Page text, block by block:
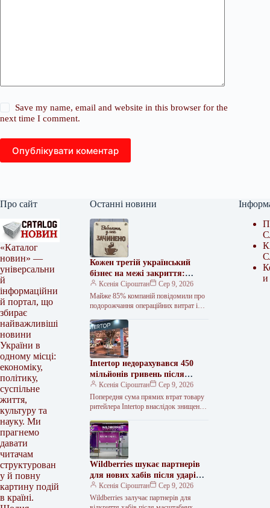
Save my name, email and website in this browser for the
next time I comment.
Опублікувати коментар
Про сайт
«Каталог
новин» —
універсальни
й
інформаційни
й портал, що
збирає
найважливіші
новини
України в
одному місці:
економіку,
політику,
суспільне
життя,
культуру та
науку. Ми
прагнемо
давати
читачам
структурован
у й повну
картину подій
в країні.
Останні новини
Кожен третій український
бізнес на межі закриття:
дослідження
Ксенія Сіроштан
Сер 9, 2026
Майже 85% компаній повідомили про
подорожчання операційних витрат і
відкритих джерел. Шість із десяти
представників малого…
Intertop недорахувався 450
мільйонів гривень після
руйнування складу під
Києвом
Ксенія Сіроштан
Сер 9, 2026
Попередня сума прямих втрат товару
ритейлера Intertop внаслідок знищення
російською атакою становить 450 млн
грн. Про це…
Wildberries шукає партнерів
для нових хабів після ударів
по складах
Ксенія Сіроштан
Сер 9, 2026
Wildberries залучає партнерів для
и